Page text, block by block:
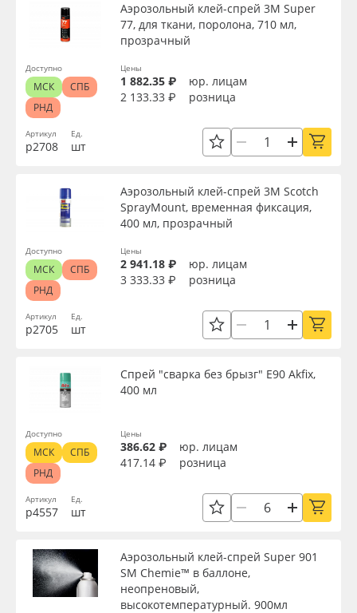
Инструкции
Компания
Контакты
Блог
Поставщикам
8 800 550 7888
Мобильные конструкции и POS-материалы
Профильные системы
Сублимация и термотрансфер
Светотехника
Инженерные пластики
Оборудование и инструмент
Новинки ассортимента
Orajet 3640
Плёнка монтажная Oratape
ПЭТ листовой
Вспененный ПВХ
Объём, мл
Цвет
Цвет клея
Производитель
Торговая марка
Серия
Назначение
Сбросить фильтр
Артикул
р2708
Аэрозольный клей-спрей 3M Super
77, для ткани, поролона, 710 мл,
прозрачный
Ед.
шт
Цены
1 882.35 ₽
юр. лицам
2 133.33 ₽
розница
Доступно
МСК
СПБ
РНД
Артикул
р2705
Аэрозольный клей-спрей 3M Scotch
SprayMount, временная фиксация,
400 мл, прозрачный
Ед.
шт
Цены
2 941.18 ₽
юр. лицам
3 333.33 ₽
розница
Доступно
МСК
СПБ
РНД
Артикул
р4557
Спрей "сварка без брызг" Е90 Akfix,
400 мл
Ед.
шт
Цены
386.62 ₽
юр. лицам
417.14 ₽
розница
Доступно
МСК
СПБ
РНД
Аэрозольный клей-cпрей Super 901
SM Chemie™ в баллоне,
неопреновый,
высокотемпературный. 900мл